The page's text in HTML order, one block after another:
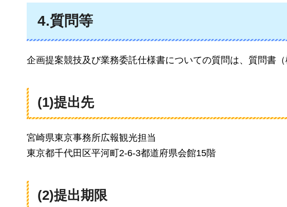
4.質問等
企画提案競技及び業務委託仕様書についての質問は、質問書（
(1)提出先
宮崎県東京事務所広報観光担当
東京都千代田区平河町2-6-3都道府県会館15階
(2)提出期限